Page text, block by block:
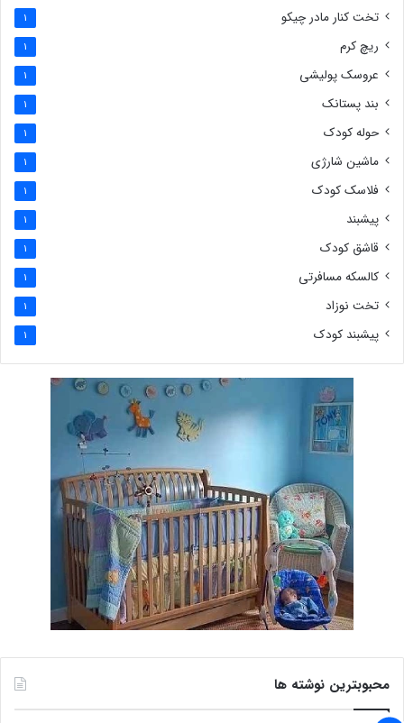
تخت کنار مادر چیکو 1
ریچ کرم 1
عروسک پولیشی 1
بند پستانک 1
حوله کودک 1
ماشین شارژی 1
فلاسک کودک 1
پیشبند 1
قاشق کودک 1
کالسکه مسافرتی 1
تخت نوزاد 1
پیشبند کودک 1
محبوبترین نوشته ها